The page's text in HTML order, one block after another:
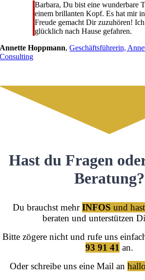
Barbara, Du bist eine wunderbare
einem brillanten Kopf. Es hat mir
Freude gemacht Dir zuzuhören!
glücklich nach Hause gefahren.
Annette Hoppmann,Geschäftsführerin,
Consulting
Hast du Fragen
Beratung?
Du brauchst mehrINFOS und hast
beraten und unterstützen
Bitte zögere nicht und rufe uns
93 91 41 an.
Oder schreibe uns eine Mail an